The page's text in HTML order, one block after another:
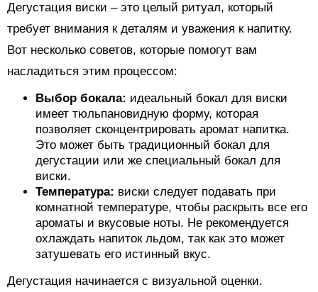
Дегустация виски – это целый ритуал, который
требует внимания к деталям и уважения к напитку.
Вот несколько советов, которые помогут вам
насладиться этим процессом:
Выбор бокала: идеальный бокал для виски
имеет тюльпановидную форму, которая
позволяет сконцентрировать аромат напитка.
Это может быть традиционный бокал для
дегустации или же специальный бокал для
виски.
Температура: виски следует подавать при
комнатной температуре, чтобы раскрыть все его
ароматы и вкусовые ноты. Не рекомендуется
охлаждать напиток льдом, так как это может
затушевать его истинный вкус.
Дегустация начинается с визуальной оценки.